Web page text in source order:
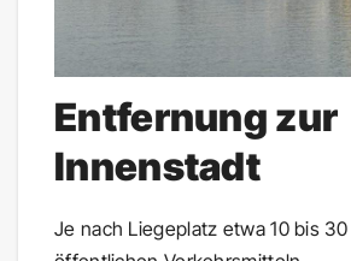
Entfernung zur
Innenstadt
Je nach Liegeplatz etwa 10 bis